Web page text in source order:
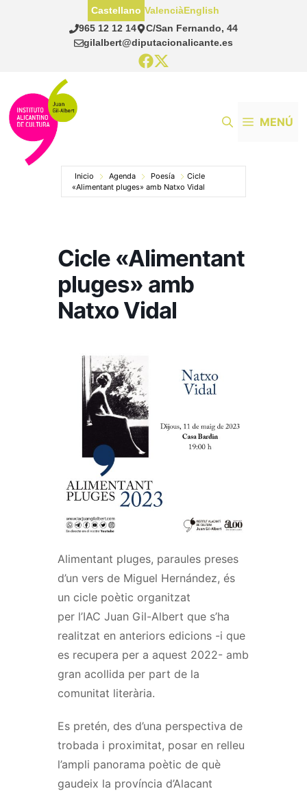
965 12 12 14
C/San Fernando, 44
gilalbert@diputacionalicante.es
Castellano ValenciàEnglish
MENÚ
Inicio Agenda Poesía
Cicle
«Alimentant pluges» amb Natxo Vidal
Cicle «Alimentant
pluges» amb
Natxo Vidal
Alimentant pluges, paraules preses
d’un vers de Miguel Hernández, és
un cicle poètic organitzat
per l’IAC Juan Gil-Albert que s’ha
realitzat en anteriors edicions -i que
es recupera per a aquest 2022- amb
gran acollida per part de la
comunitat literària.
Es pretén, des d’una perspectiva de
trobada i proximitat, posar en relleu
l’ampli panorama poètic de què
gaudeix la província d’Alacant